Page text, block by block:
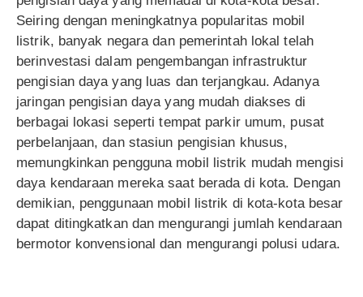
Seiring dengan meningkatnya popularitas mobil
listrik, banyak negara dan pemerintah lokal telah
berinvestasi dalam pengembangan infrastruktur
pengisian daya yang luas dan terjangkau. Adanya
jaringan pengisian daya yang mudah diakses di
berbagai lokasi seperti tempat parkir umum, pusat
perbelanjaan, dan stasiun pengisian khusus,
memungkinkan pengguna mobil listrik mudah mengisi
daya kendaraan mereka saat berada di kota. Dengan
demikian, penggunaan mobil listrik di kota-kota besar
dapat ditingkatkan dan mengurangi jumlah kendaraan
bermotor konvensional dan mengurangi polusi udara.